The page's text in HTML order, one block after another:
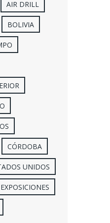
AIR DRILL
BOLIVIA
CÓRDOBA
UNIDOS
EXPOSICIONES